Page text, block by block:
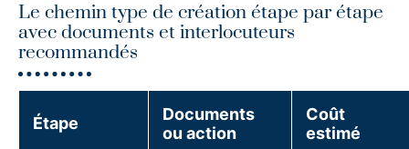
Le chemin type de création étape par étape
avec documents et interlocuteurs
recommandés
Étape
Documents
ou action
Coût
estimé